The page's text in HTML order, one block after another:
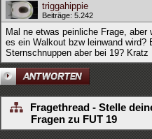
triggahippie
Beiträge: 5.242
Mal ne etwas peinliche Frage,
es ein Walkout bzw leinwand wird?
Sternschnuppen aber bei 19? Kratz
Fragethread - Stelle
Fragen zu FUT 19